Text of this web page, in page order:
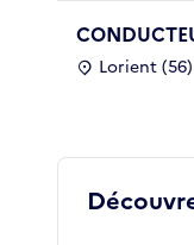
Lorient (56)